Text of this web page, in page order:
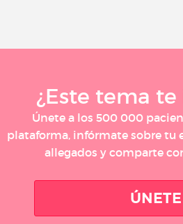
¿Este tema
Únete a los 500 000
plataforma, infórmate sobre tu
allegados y comparte
ÚNETE